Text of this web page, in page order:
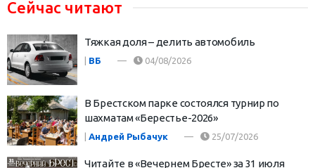
Сейчас читают
Тяжкая доля – делить автомобиль
ВБ 04/08/2026
В Брестском парке состоялся турнир по
шахматам «Берестье-2026»
| Андрей Рыбачук 25/07/2026
Читайте в «Вечернем Бресте» за 31 июля